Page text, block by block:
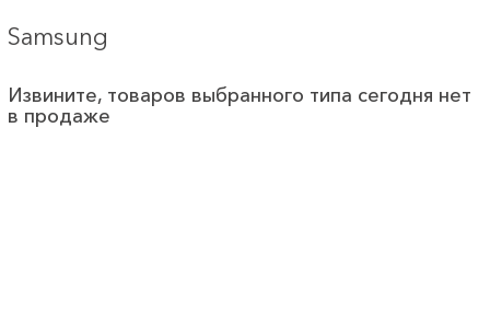
Samsung
Извините, товаров выбранного типа сегодня нет
в продаже